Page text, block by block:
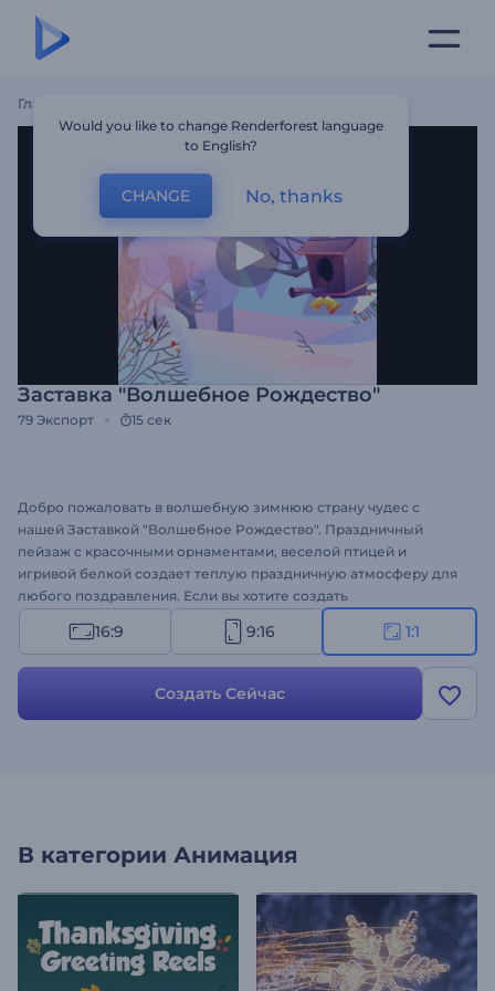
Главная
Заставка "Волшебное Рождество"
79 Экспорт 15 сек
Добро пожаловать в волшебную зимнюю страну чудес с
нашей Заставкой "Волшебное Рождество". Праздничный
пейзаж с красочными орнаментами, веселой птицей и
игривой белкой создает теплую праздничную атмосферу для
любого поздравления. Если вы хотите создать
поздравительные видео, приглашения на праздничные
мероприятия, праздничные оповещения или праздничные
Персонализировать видео можно быстро и легко - загрузите
свой логотип, добавьте праздничные пожелания и выберите
16:9 9:16 1:1
Создать Сейчас
В категории Анимация
Would you like to change Renderforest language
to English?
CHANGE No, thanks